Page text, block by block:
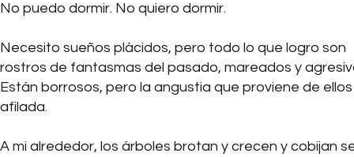
No puedo dormir. No quiero dormir.
Necesito sueños plácidos, pero todo lo que logro son
rostros de fantasmas del pasado, mareados y
Están borrosos, pero la angustia que proviene de
afilada.
A mi alrededor, los árboles brotan y crecen y cobijan